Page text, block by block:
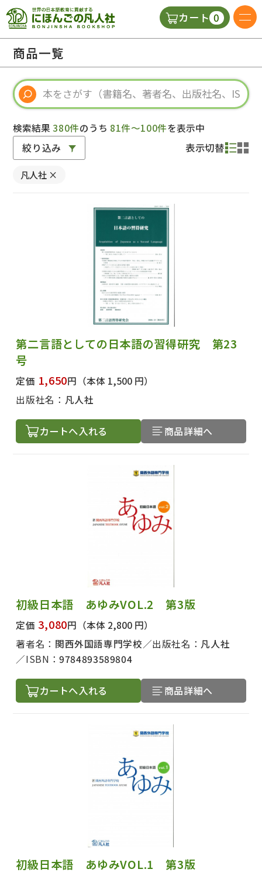
カート 0
視聴覚・補助教材
教師用参考書
商品一覧
検索結果380件のうち 81件～100件を表示中
絞り込み 表示切替
凡人社 ×
第二言語としての日本語の習得研究 第23
号
定価 1,650円 （本体 1,500 円）
出版社名： 凡人社
カートへ入れる 商品詳細へ
初級日本語 あゆみVOL.2 第3版
定価 3,080円 （本体 2,800 円）
著者名： 関西外国語専門学校 出版社名： 凡人社
ISBN：9784893589804
カートへ入れる 商品詳細へ
初級日本語 あゆみVOL.1 第3版